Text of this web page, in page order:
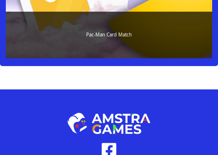
Pac-Man Card Match